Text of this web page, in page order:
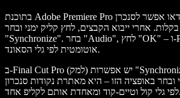
בתוכנת Adobe Premiere Pro הפופולרית לעריכת וידאו אפשר לסנכרן
בקלות. אחרי ייבוא הקבצים, לחץ קליק ימני ובחר
"Synchronize". בחר "Audio", לחץ "OK" – ו-Premiere תסנכרן
אוטומטית לפי גלי הסאונד.
ב-Final Cut Pro (למק) יש אפשרות "Synchronize Clips". בחר את
ובחר באופציה הזו – היא מאתרת נקודות סנכרון
לפי גלי קול וטיים-קוד ומאחדת אותם לקליפ אחד.